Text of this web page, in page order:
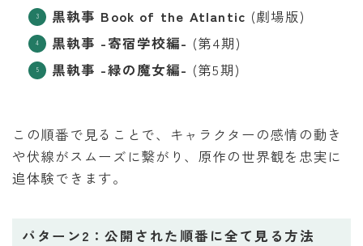
黒執事 Book of the Atlantic (劇場版)
黒執事 -寄宿学校編- (第4期)
黒執事 -緑の魔女編- (第5期)
この順番で見ることで、キャラクターの感情の動き
や伏線がスムーズに繋がり、原作の世界観を忠実に
追体験できます。
パターン2：公開された順番に全て見る方法